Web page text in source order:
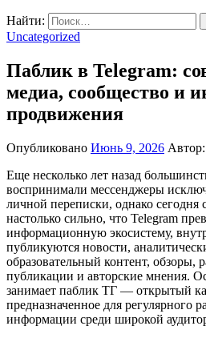
Найти:
Uncategorized
Паблик в Telegram:
медиа, сообщество и
продвижения
Опубликовано Июнь 9, 2026 Автор:
Еще несколько лет назад
воспринимали мессенджеры
личной переписки, однако сегодня
настолько сильно, что Telegram
информационную экосистему,
публикуются новости,
образовательный контент, обзоры,
публикации и авторские мнения.
занимает паблик ТГ — открытый
предназначенное для регулярного
информации среди широкой